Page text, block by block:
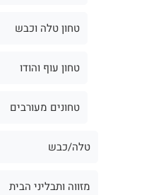
טחון טלה וכבש
טחון עוף והודו
טחונים מעורבים
טלה/כבש
מזווה ותבליני הבית